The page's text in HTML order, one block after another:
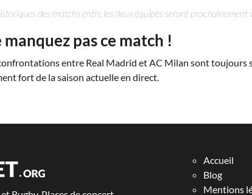
des matchs entre les deux équipes seront prochainement
manquez pas ce match !
entre Real Madrid et AC Milan sont toujours
fort de la saison actuelle en direct.
Accueil
Blog
Mentions